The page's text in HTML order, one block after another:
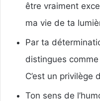
être vraiment
ma vie de ta
Par ta
distingues
C’est un privilège
Ton sens de